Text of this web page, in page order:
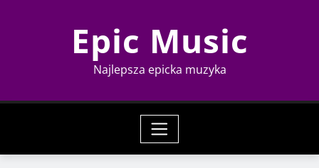
Epic Music
Najlepsza epicka muzyka